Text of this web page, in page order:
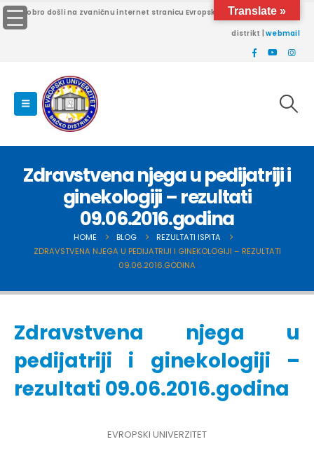
Dobro došli na zvaničnu internet stranicu Evropskog univerziteta Brčko
distrikt |webmail
Zdravstvena njega u pedijatriji i
ginekologiji – rezultati
09.06.2016.godina
HOME BLOG
REZULTATI ISPITA
ZDRAVSTVENA NJEGA U PEDIJATRIJI I GINEKOLOGIJI – REZULTATI
09.06.2016.GODINA
Zdravstvena njega u
pedijatriji i ginekologiji –
rezultati 09.06.2016.godina
EVROPSKI UNIVERZITET
Translate »